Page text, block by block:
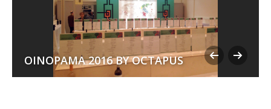
ΟΙΝΟΡΑΜΑ 2016 BY OCTAPUS